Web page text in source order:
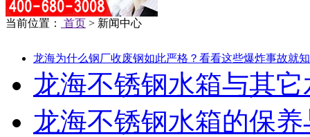
当前位置： 首页 > 新闻中心
龙海为什么钢厂收废钢如此严格？看看这些爆炸事故就
龙海不锈钢水箱与其
龙海不锈钢水箱的保